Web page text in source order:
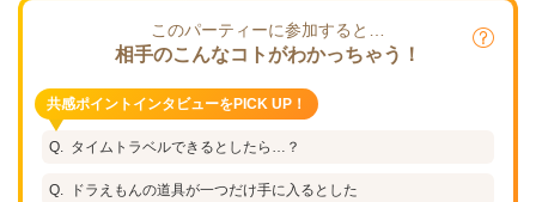
このパーティーに参加すると…
相手のこんなコトがわかっちゃう！
共感ポイントインタビューをPICK UP！
タイムトラベルできるとしたら…？
ドラえもんの道具が一つだけ手に入るとした